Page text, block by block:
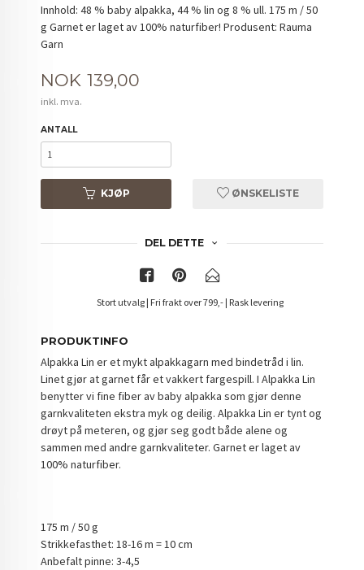
Innhold: 48 % baby alpakka, 44 % lin og 8 % ull. 175 m / 50
g Garnet er laget av 100% naturfiber! Produsent: Rauma
Garn
Pris
NOK 139,00
inkl. mva.
ANTALL
KJØP ØNSKELISTE
DEL DETTE
Stort utvalg | Fri frakt over 799,- | Rask levering
PRODUKTINFO
Alpakka Lin er et mykt alpakkagarn med bindetråd i lin.
Linet gjør at garnet får et vakkert fargespill. I Alpakka Lin
benytter vi fine fiber av baby alpakka som gjør denne
garnkvaliteten ekstra myk og deilig. Alpakka Lin er tynt og
drøyt på meteren, og gjør seg godt både alene og
sammen med andre garnkvaliteter. Garnet er laget av
100% naturfiber.
175 m / 50 g
Strikkefasthet: 18-16 m = 10 cm
Anbefalt pinne: 3-4,5